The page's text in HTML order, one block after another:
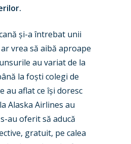
și-a întrebat unii
vrea să aibă aproape
au variat de la
la foști colegi de
au aflat ce își doresc
Alaska Airlines au
au oferit să aducă
gratuit, pe calea
New Routes